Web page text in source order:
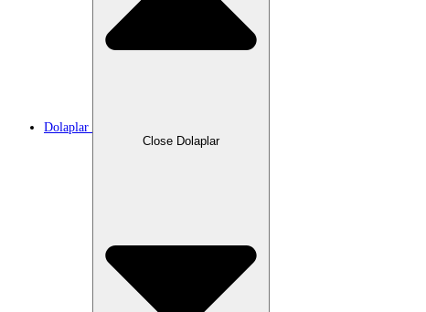
Dolaplar
Close Dolaplar